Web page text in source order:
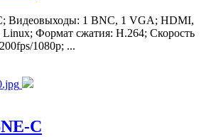
Видеовыходы: 1 BNC, 1 VGA; HDMI,
Формат сжатия: H.264; Скорость
1080р; ...
C